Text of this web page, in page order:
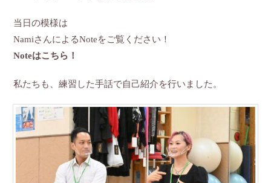
当日の模様は
NamiさんによるNoteをご覧ください！
Noteはこちら！
私たちも、練習した手話で自己紹介を行いました。